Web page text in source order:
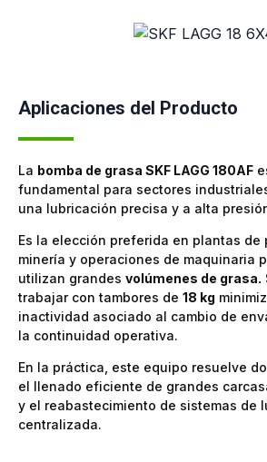
Aplicaciones del Producto
La bomba de grasa SKF LAGG 180AF
fundamental para sectores
una lubricación precisa y a alta
Es la elección preferida en plantas de
minería y operaciones de maquinaria
utilizan grandes volúmenes de grasa.
trabajar con tambores de 18 kg
inactividad asociado al cambio de
la continuidad operativa.
En la práctica, este equipo resuelve
el llenado eficiente de grandes
y el reabastecimiento de sistemas de
centralizada.